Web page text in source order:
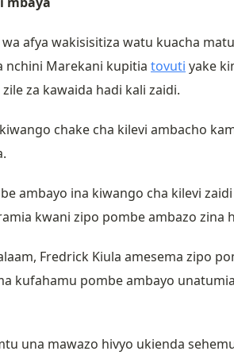
afya wakisisitiza watu kuacha
nchini Marekani kupitia tovuti yake
za kawaida hadi kali zaidi.
chake cha kilevi ambacho
ambayo ina kiwango cha kilevi
kwani zipo pombe ambazo zina
Fredrick Kiula amesema zipo
kufahamu pombe ambayo
una mawazo hivyo ukienda